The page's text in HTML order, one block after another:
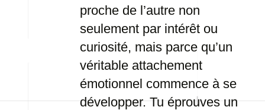
proche de l’autre non
seulement par intérêt ou
curiosité, mais parce qu’un
véritable attachement
émotionnel commence à se
développer. Tu éprouves un